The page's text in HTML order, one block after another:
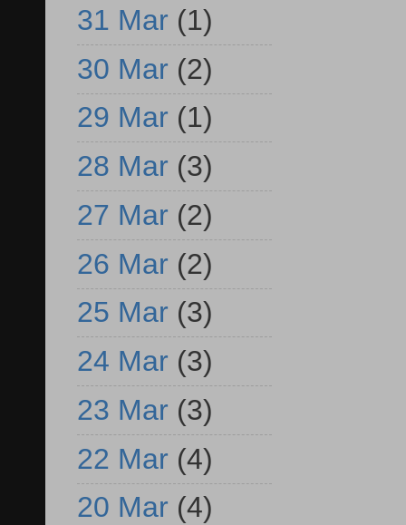
31 Mar (1)
30 Mar (2)
29 Mar (1)
28 Mar (3)
27 Mar (2)
26 Mar (2)
25 Mar (3)
24 Mar (3)
23 Mar (3)
22 Mar (4)
20 Mar (4)